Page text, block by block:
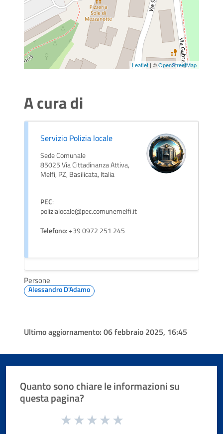
Leaflet | ©OpenStreetMap
A cura di
Servizio Polizia locale
Sede Comunale
85025 Via Cittadinanza Attiva,
Melfi, PZ, Basilicata, Italia
PEC:
polizialocale@pec.comunemelfi.it
Telefono: +39 0972 251 245
Persone
Alessandro D'Adamo
Ultimo aggiornamento: 06 febbraio 2025, 16:45
Quanto sono chiare le informazioni su
questa pagina?
Valuta da 1 a 5 stelle la pagina